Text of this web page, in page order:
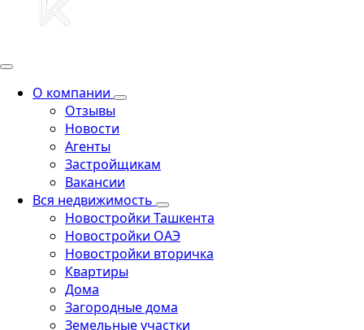
О компании
Отзывы
Новости
Агенты
Застройщикам
Вакансии
Вся недвижимость
Новостройки Ташкента
Новостройки ОАЭ
Новостройки вторичка
Квартиры
Дома
Загородные дома
Земельные участки